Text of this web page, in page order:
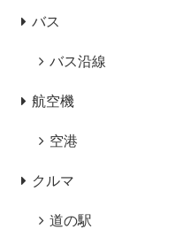
バス
バス沿線
航空機
空港
クルマ
道の駅